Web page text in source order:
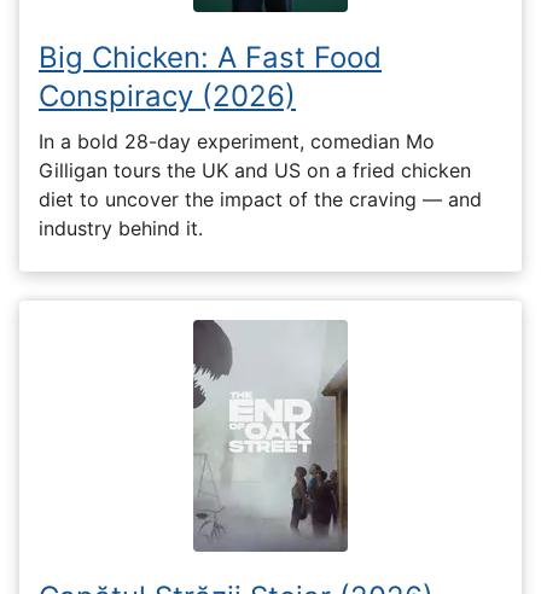
Big Chicken: A Fast Food
Conspiracy (2026)
In a bold 28-day experiment, comedian Mo
Gilligan tours the UK and US on a fried chicken
diet to uncover the impact of the craving — and
industry behind it.